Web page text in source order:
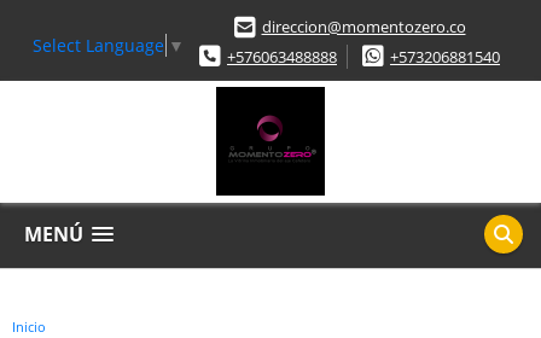
Select Language ▼
direccion@momentozero.co
+576063488888
+573206881540
MENÚ
Inicio